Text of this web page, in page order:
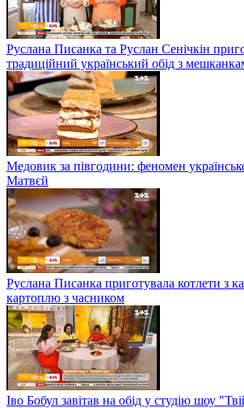
Руслана Писанка та Руслан Сенічкін
традиційний український обід з
Медовик за півгодини: феномен
Матвєй
Руслана Писанка приготувала котлети з
картоплю з часником
Іво Бобул завітав на обід у студію шоу